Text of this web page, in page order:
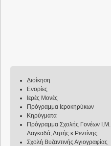
Διοίκηση
Ενορίες
Ιερές Μονές
Πρόγραμμα Ιεροκηρύκων
Κηρύγματα
Πρόγραμμα Σχολής Γονέων Ι.Μ.
Λαγκαδά, Λητής κ Ρεντίνης
Σχολή Βυζαντινής Αγιογραφίας